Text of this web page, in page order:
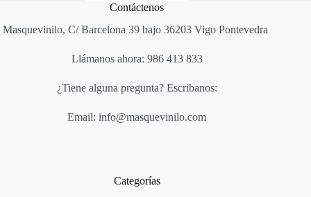
Contáctenos
Masquevinilo, C/ Barcelona 39 bajo 36203 Vigo Pontevedra
Llámanos ahora: 986 413 833
¿Tiene alguna pregunta? Escribanos:
Email: info@masquevinilo.com
Categorías